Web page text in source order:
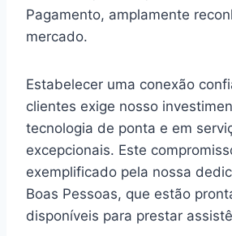
Pagamento, amplamente
mercado.
Estabelecer uma conexão
clientes exige nosso
tecnologia de ponta e em
excepcionais. Este
exemplificado pela nossa
Boas Pessoas, que estão
disponíveis para prestar